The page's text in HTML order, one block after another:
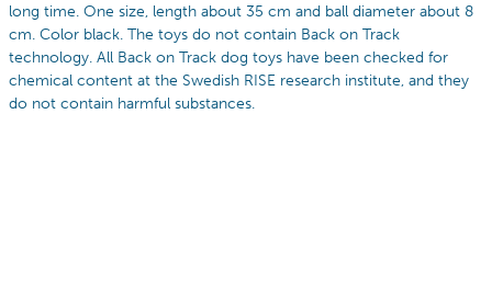
long time. One size, length about 35 cm and ball diameter about 8
cm. Color black. The toys do not contain Back on Track
technology. All Back on Track dog toys have been checked for
chemical content at the Swedish RISE research institute, and they
do not contain harmful substances.